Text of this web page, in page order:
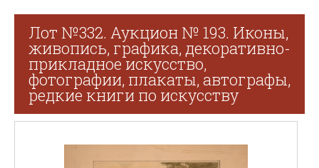
Лот №332. Аукцион № 193. Иконы,
живопись, графика, декоративно-
прикладное искусство,
фотографии, плакаты, автографы,
редкие книги по искусству